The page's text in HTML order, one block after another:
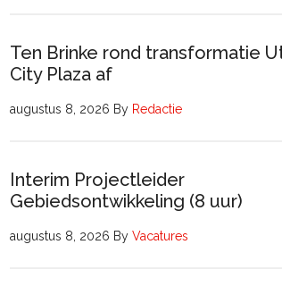
Ten Brinke rond transformatie
City Plaza af
augustus 8, 2026 By Redactie
Interim Projectleider
Gebiedsontwikkeling (8 uur)
augustus 8, 2026 By Vacatures